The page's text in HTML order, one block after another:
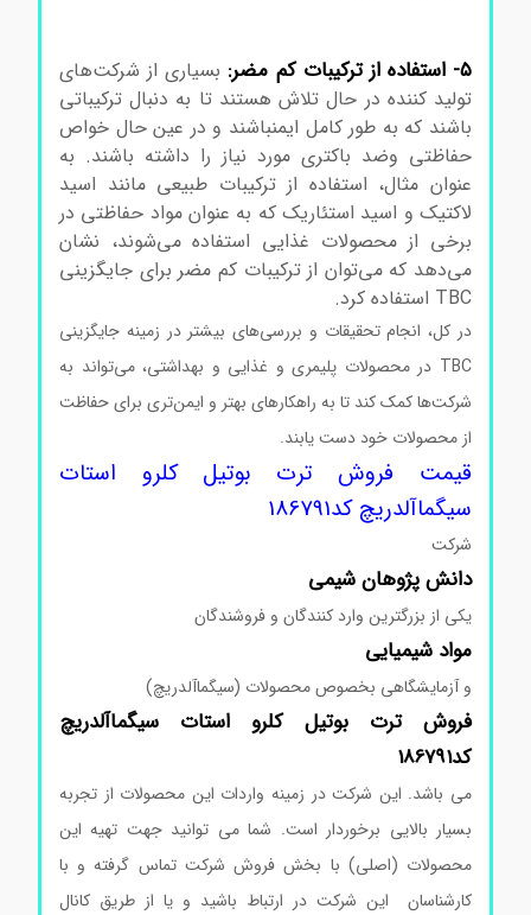
بسیاری از شرکت‌های
تولید کننده در حال تلاش هستند تا به دنبال ترکیباتی
باشند که به طور کامل ایمنباشند و در عین حال خواص
حفاظتی وضد باکتری مورد نیاز را داشته باشند. به
عنوان مثال، استفاده از ترکیبات طبیعی مانند اسید
لاکتیک و اسید استئاریک که به عنوان مواد حفاظتی در
برخی از محصولات غذایی استفاده می‌شوند، نشان
می‌دهد که می‌توان از ترکیبات کم مضر برای جایگزینی
TBC استفاده کرد.
ترت بوتیل کلرو استات
در کل، انجام تحقیقات و بررسی‌های بیشتر در زمینه جایگزینی
TBC در محصولات پلیمری و غذایی و بهداشتی، می‌تواند به
شرکت‌ها کمک کند تا به راهکارهای بهتر و ایمن‌تری برای حفاظت
از محصولات خود دست یابند.ترت بوتیل کلرو استات
قیمت فروش ترت بوتیل کلرو استات
سیگماآلدریچ کد186791
شرکت
دانش پژوهان شیمی
یکی از بزرگترین وارد کنندگان و فروشندگان
موادشیمیایی
و آزمایشگاهی بخصوص محصولات (سیگماآلدریچ)
فروش ترت بوتیل کلرو استات
سیگماآلدریچ
می باشد. این شرکت در زمینه واردات این محصولات از تجربه
بسیار بالایی برخوردار است. شما می توانید جهت تهیه این
محصولات (اصلی) با بخش فروش شرکت تماس گرفته و با
کارشناسان این شرکت در ارتباط باشید و یا از طریق کانال